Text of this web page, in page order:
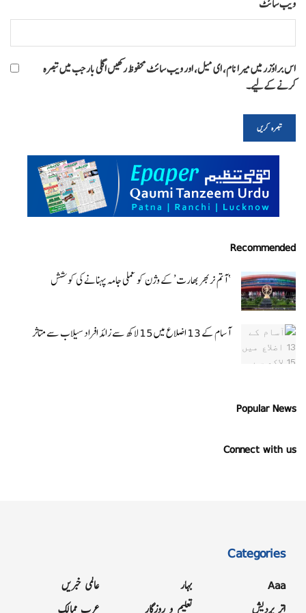
ویب‌ سائٹ
اس براؤزر میں میرا نام، ای میل، اور ویب سائٹ محفوظ رکھیں اگلی بار جب میں تبصرہ
کرنے کےلیے۔
Recommended
‘ آتم نربھر بھارت’ کے وژن کو عملی جامہ پہنانے کی کوشش
آسام کے 13 اضلاع میں 15 لاکھ سے زائد افراد سیلاب سے متاثر
Popular News
Connect with us
Categories
Aaa
اتر پردیش
بہار
تعلیم و روزگار
عالمی خبریں
عرب ممالک